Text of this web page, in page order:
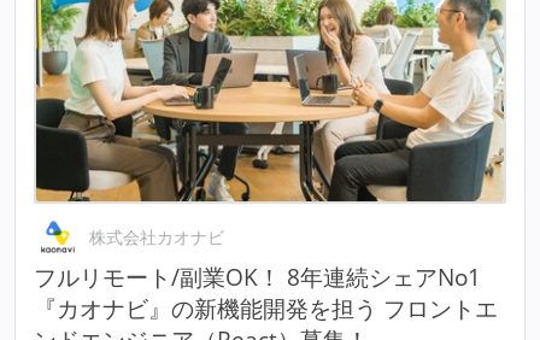
株式会社カオナビ
フルリモート/副業OK！ 8年連続シェアNo1
『カオナビ』の新機能開発を担う フロントエ